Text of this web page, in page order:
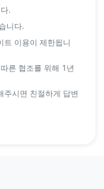
.
니다.
트 이용이 제한됩니
른 협조를 위해 1년
주시면 친절하게 답변